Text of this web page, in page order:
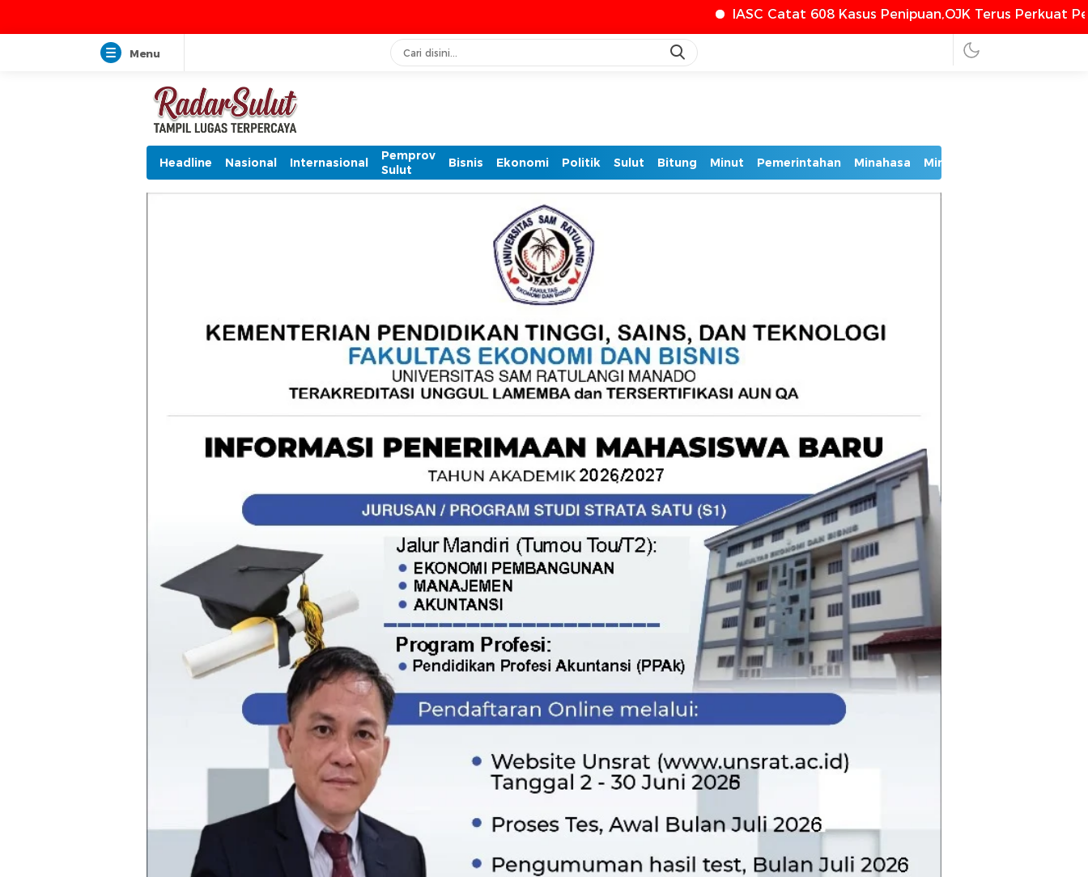
IASC Catat 608 Kasus Penipuan,OJK Terus Perkuat Perlindungan
Menu
Headline Nasional Internasional
Pemprov
Sulut
Bisnis Ekonomi Politik Sulut Bitung Minut Pemerintahan Minahasa Minsel